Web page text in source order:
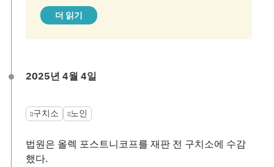
더 읽기
2025년 4월 4일
구치소 노인
법원은 올렉 포스트니코프를 재판 전 구치소에 수감
했다.